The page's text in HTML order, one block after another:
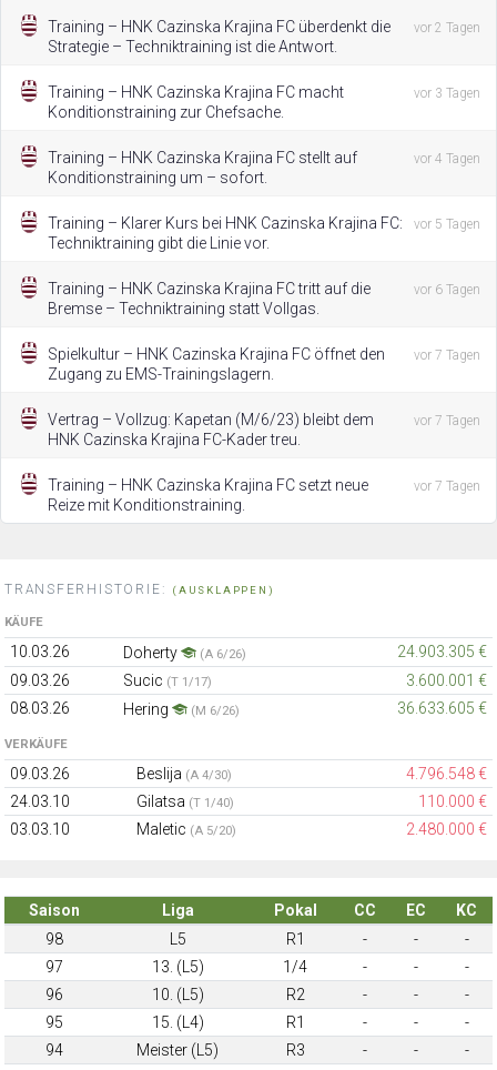
Training – HNK Cazinska Krajina FC überdenkt die
Strategie – Techniktraining ist die Antwort.
vor 2 Tagen
Training – HNK Cazinska Krajina FC macht
Konditionstraining zur Chefsache.
vor 3 Tagen
Training – HNK Cazinska Krajina FC stellt auf
Konditionstraining um – sofort.
vor 4 Tagen
Training – Klarer Kurs bei HNK Cazinska Krajina FC:
Techniktraining gibt die Linie vor.
vor 5 Tagen
Training – HNK Cazinska Krajina FC tritt auf die
Bremse – Techniktraining statt Vollgas.
vor 6 Tagen
Spielkultur – HNK Cazinska Krajina FC öffnet den
Zugang zu EMS-Trainingslagern.
vor 7 Tagen
Vertrag – Vollzug: Kapetan (M/6/23) bleibt dem
HNK Cazinska Krajina FC-Kader treu.
vor 7 Tagen
Training – HNK Cazinska Krajina FC setzt neue
Reize mit Konditionstraining.
vor 7 Tagen
TRANSFERHISTORIE: (AUSKLAPPEN)
KÄUFE
10.03.26 Doherty (A 6/26)
24.903.305 €
09.03.26
Sucic (T 1/17)
3.600.001 €
08.03.26
Hering (M 6/26) 36.633.605 €
VERKÄUFE
09.03.26 Beslija (A 4/30)
4.796.548 €
24.03.10
Gilatsa (T 1/40)
110.000 €
03.03.10
Maletic (A 5/20) 2.480.000 €
Saison Liga Pokal CC EC
KC
98
L5 R1 - -
-
97
13. (L5) 1/4 - -
-
96
10. (L5) R2 - -
-
95
15. (L4) R1 - -
-
94
Meister (L5) R3 - -
-